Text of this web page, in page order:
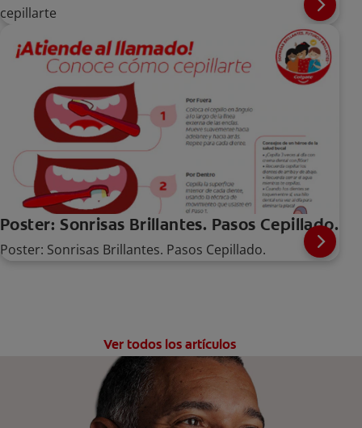
cepillarte
Poster: Sonrisas Brillantes. Pasos Cepillado.
Poster: Sonrisas Brillantes. Pasos Cepillado.
Ver todos los artículos